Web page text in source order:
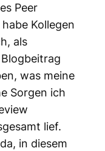
Peer
Kollegen
als
was meine
Sorgen ich
lief.
in diesem